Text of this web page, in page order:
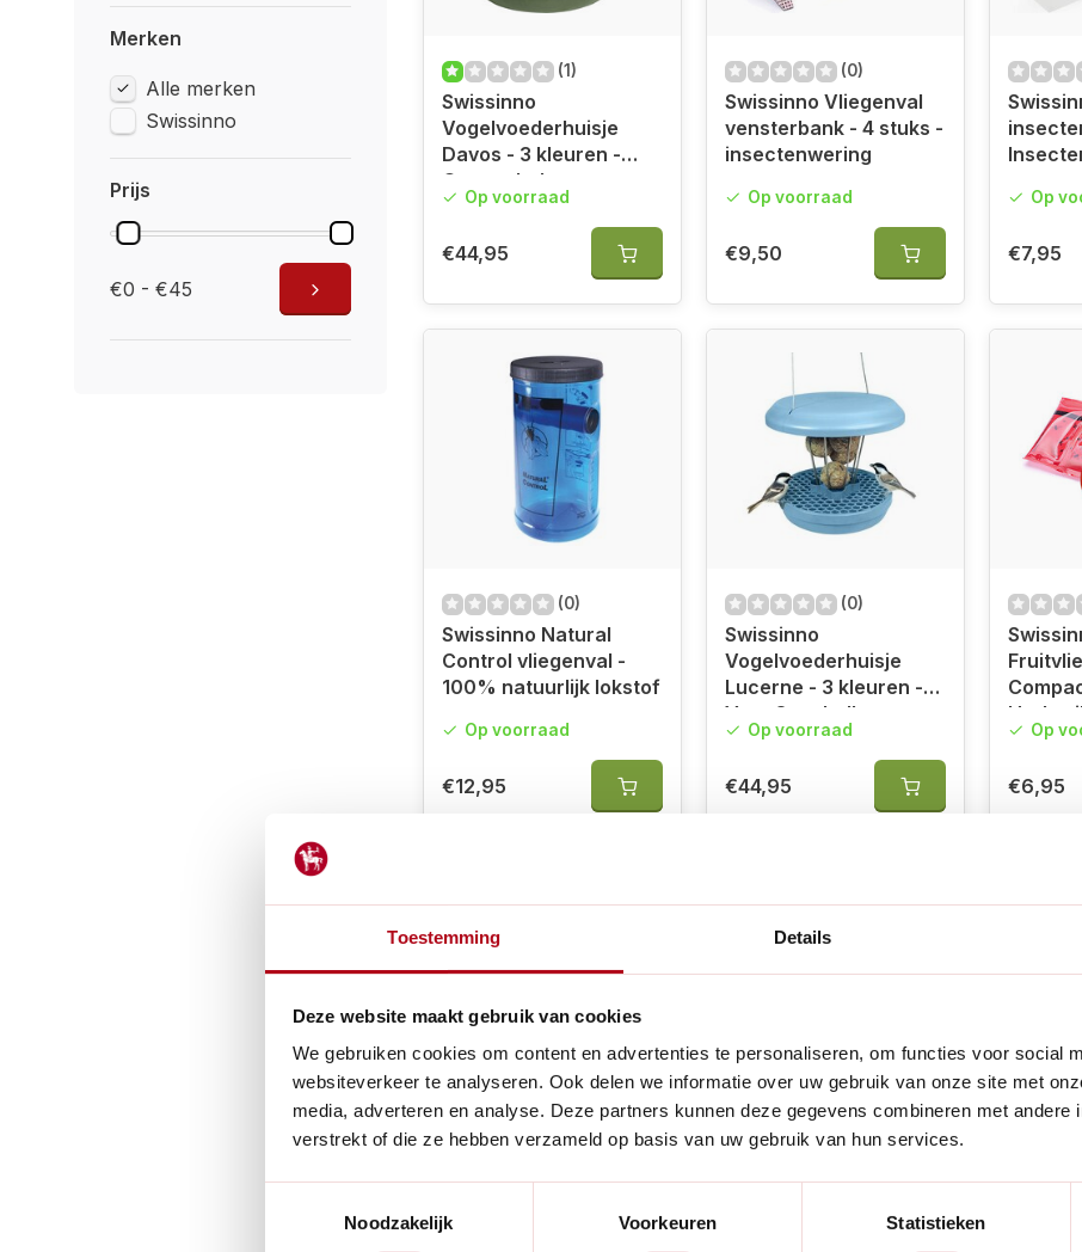
Toestemming Details
Deze website maakt gebruik van cookies
We gebruiken cookies om content en advertenties te personaliseren, om functies voor social
websiteverkeer te analyseren. Ook delen we informatie over uw gebruik van onze site met
media, adverteren en analyse. Deze partners kunnen deze gegevens combineren met andere
verstrekt of die ze hebben verzameld op basis van uw gebruik van hun services.
Noodzakelijk
Voorkeuren Statistieken
Merken
Alle merken
Swissinno
Prijs
€0 - €45
(1)
Swissinno
Vogelvoederhuisje
Davos - 3 kleuren -
Opvangbak
Op voorraad
€44,95
(0)
Swissinno Vliegenval
vensterbank - 4 stuks -
insectenwering
Op voorraad
€9,50
Op
€7,95
(0)
Swissinno Natural
Control vliegenval -
100% natuurlijk lokstof
Op voorraad
€12,95
(0)
Swissinno
Vogelvoederhuisje
Lucerne - 3 kleuren -
Voor 8 vetbollen
Op voorraad
€44,95
dagen
Op
€6,95
(0)
- 100% natuurlijk - 2
(1)